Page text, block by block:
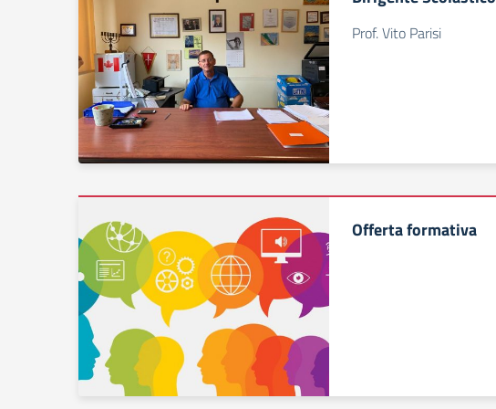
Prof. Vito Parisi
Offerta formativa